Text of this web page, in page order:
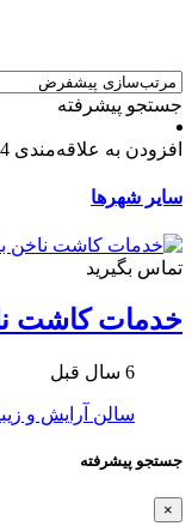
جستجو پیشرفته
افزودن به علاقه‌مندی
سایر شهرها
تماس بگیرید
خدمات کاشت
6 سال قبل
سالن آرایش و
جستجو پیشرفته
×